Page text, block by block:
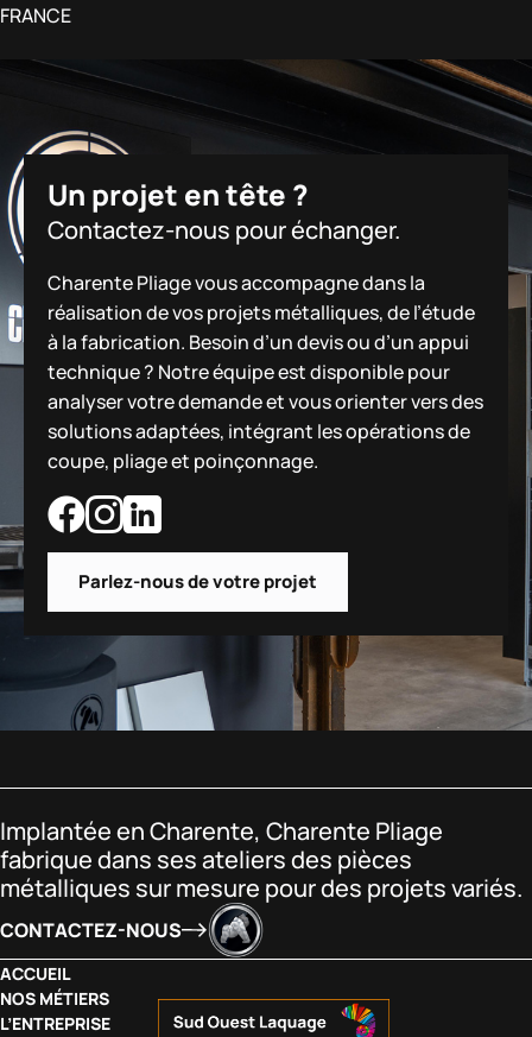
FRANCE
Un projet en tête ?
Contactez-nous pour échanger.
Charente Pliage vous accompagne dans la
réalisation de vos projets métalliques, de l’étude
à la fabrication. Besoin d’un devis ou d’un appui
technique ? Notre équipe est disponible pour
analyser votre demande et vous orienter vers des
solutions adaptées, intégrant les opérations de
coupe, pliage et poinçonnage.
Parlez-nous de votre projet
Implantée en Charente, Charente Pliage
fabrique dans ses ateliers des pièces
métalliques sur mesure pour des projets variés.
CONTACTEZ-NOUS
ACCUEIL
NOS MÉTIERS
L’ENTREPRISE